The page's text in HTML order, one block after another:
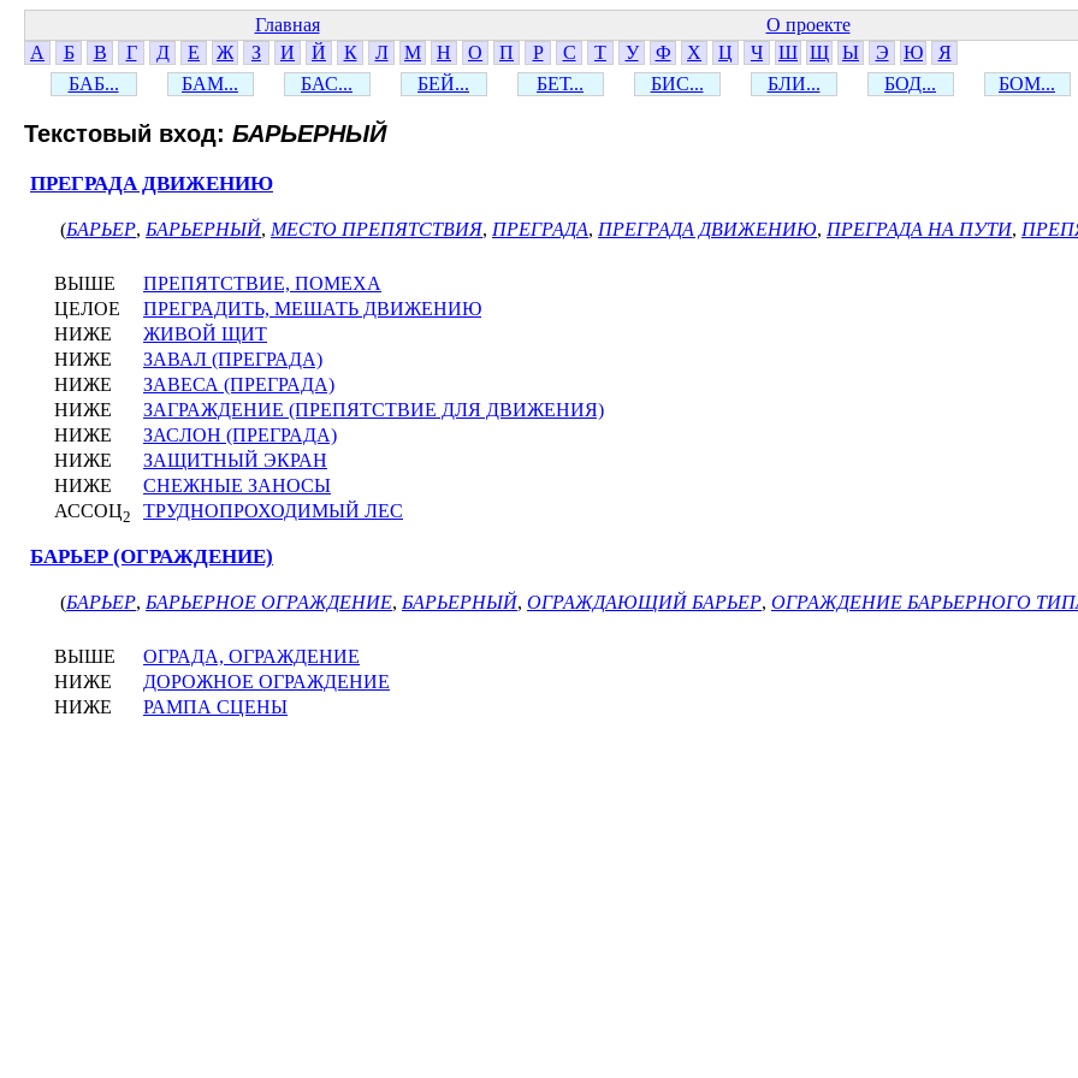
Главная
О проекте
А
Б В Г Д Е Ж З И Й К Л М Н О П Р С Т У Ф Х Ц Ч Ш Щ Ы Э Ю
Я
БАБ...
БАМ... БАС... БЕЙ... БЕТ... БИС... БЛИ... БОД... БОМ...
Текстовый вход: БАРЬЕРНЫЙ
ПРЕГРАДА ДВИЖЕНИЮ
(БАРЬЕР, БАРЬЕРНЫЙ, МЕСТО ПРЕПЯТСТВИЯ, ПРЕГРАДА, ПРЕГРАДА ДВИЖЕНИЮ, ПРЕГРАДА НА ПУТИ,
ВЫШЕ
ПРЕПЯТСТВИЕ, ПОМЕХА
ЦЕЛОЕ
ПРЕГРАДИТЬ, МЕШАТЬ ДВИЖЕНИЮ
НИЖЕ
ЖИВОЙ ЩИТ
НИЖЕ
ЗАВАЛ (ПРЕГРАДА)
НИЖЕ
ЗАВЕСА (ПРЕГРАДА)
НИЖЕ
ЗАГРАЖДЕНИЕ (ПРЕПЯТСТВИЕ ДЛЯ ДВИЖЕНИЯ)
НИЖЕ
ЗАСЛОН (ПРЕГРАДА)
НИЖЕ
ЗАЩИТНЫЙ ЭКРАН
НИЖЕ
СНЕЖНЫЕ ЗАНОСЫ
АССОЦ2 ТРУДНОПРОХОДИМЫЙ ЛЕС
БАРЬЕР (ОГРАЖДЕНИЕ)
(БАРЬЕР, БАРЬЕРНОЕ ОГРАЖДЕНИЕ, БАРЬЕРНЫЙ, ОГРАЖДАЮЩИЙ БАРЬЕР, ОГРАЖДЕНИЕ БАРЬЕРНОГО
ВЫШЕ
ОГРАДА, ОГРАЖДЕНИЕ
НИЖЕ
ДОРОЖНОЕ ОГРАЖДЕНИЕ
НИЖЕ
РАМПА СЦЕНЫ